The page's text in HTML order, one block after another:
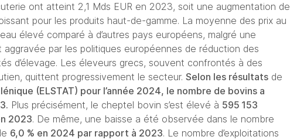
ont atteint 2,1 Mds EUR en 2023, soit une augmentation de
pour les produits haut-de-gamme. La moyenne des prix au
élevé comparé à d’autres pays européens, malgré une
par les politiques européennes de réduction des
d’élevage. Les éleveurs grecs, souvent confrontés à des
quittent progressivement le secteur. Selon les résultats de
(ELSTAT) pour l’année 2024, le nombre de bovins a
Plus précisément, le cheptel bovin s’est élevé à 595 153
2023. De même, une baisse a été observée dans le nombre
6,0 % en 2024 par rapport à 2023. Le nombre d’exploitations